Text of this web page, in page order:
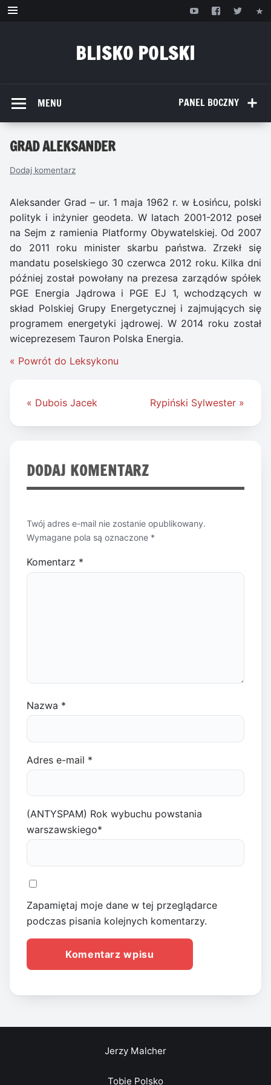
Przejdź
BLISKO POLSKI
PANEL BOCZNY
MENU
GRAD ALEKSANDER
Dodaj komentarz
Aleksander Grad – ur. 1 maja 1962 r. w Łosińcu, polski
polityk i inżynier geodeta. W latach 2001-2012 poseł
na Sejm z ramienia Platformy Obywatelskiej. Od 2007
do 2011 roku minister skarbu państwa. Zrzekł się
mandatu poselskiego 30 czerwca 2012 roku. Kilka dni
później został powołany na prezesa zarządów spółek
PGE Energia Jądrowa i PGE EJ 1, wchodzących w
skład Polskiej Grupy Energetycznej i zajmujących się
programem energetyki jądrowej. W 2014 roku został
wiceprezesem Tauron Polska Energia.
« Powrót do Leksykonu
Nawigacja
« Dubois Jacek Rypiński Sylwester »
DODAJ KOMENTARZ
Twój adres e-mail nie zostanie opublikowany.
Wymagane pola są oznaczone *
Komentarz *
Nazwa *
Adres e-mail *
(ANTYSPAM) Rok wybuchu powstania
warszawskiego*
Zapamiętaj moje dane w tej przeglądarce
podczas pisania kolejnych komentarzy.
Jerzy Malcher
Tobie Polsko